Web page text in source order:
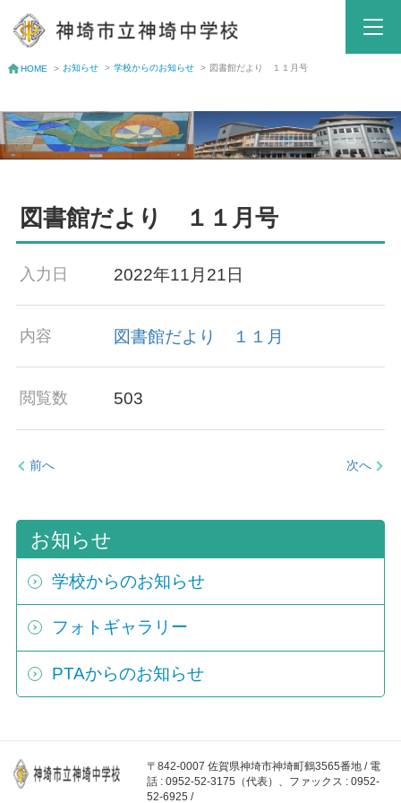
HOME > お知らせ > 学校からのお知らせ > 図書館だより １１月号
図書館だより １１月号
入力日 2022年11月21日
内容 図書館だより １１月
閲覧数 503
前へ 次へ
お知らせ
学校からのお知らせ
フォトギャラリー
PTAからのお知らせ
〒842-0007 佐賀県神埼市神埼町鶴3565番地 / 電
話 : 0952-52-3175（代表）、ファックス : 0952-
52-6925 /